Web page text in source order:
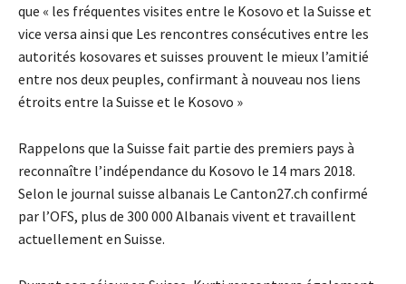
que « les fréquentes visites entre le Kosovo et la Suisse et
vice versa ainsi que Les rencontres consécutives entre les
autorités kosovares et suisses prouvent le mieux l’amitié
entre nos deux peuples, confirmant à nouveau nos liens
étroits entre la Suisse et le Kosovo »
Rappelons que la Suisse fait partie des premiers pays à
reconnaître l’indépendance du Kosovo le 14 mars 2018.
Selon le journal suisse albanais Le Canton27.ch confirmé
par l’OFS, plus de 300 000 Albanais vivent et travaillent
actuellement en Suisse.